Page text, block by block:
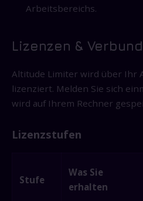
Arbeitsbereichs.
Lizenzen &
Altitude Limiter wird über Ihr
lizenziert. Melden Sie sich
wird auf Ihrem Rechner
Lizenzstufen
Stufe
Was Sie
erhalten